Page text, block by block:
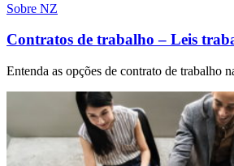
Sobre NZ
Contratos de trabalho – Leis
Entenda as opções de contrato de trabalho